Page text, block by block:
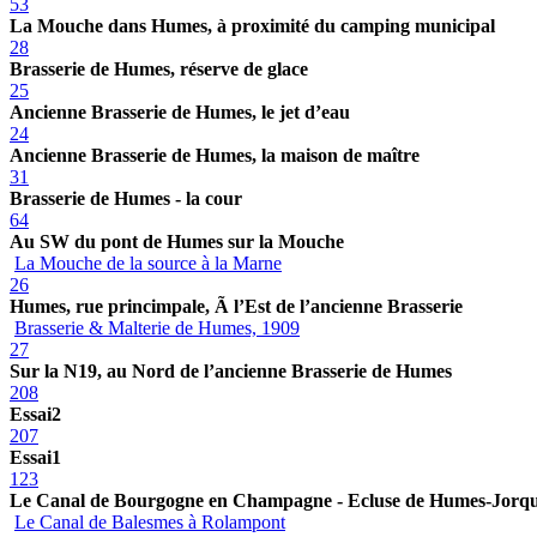
La Mouche dans Humes, à proximité du camping municipal
28
Brasserie de Humes, réserve de glace
25
Ancienne Brasserie de Humes, le jet d’eau
24
Ancienne Brasserie de Humes, la maison de maître
31
Brasserie de Humes - la cour
64
Au SW du pont de Humes sur la Mouche
La Mouche de la source à la Marne
26
Humes, rue princimpale, Ã l’Est de l’ancienne Brasserie
Brasserie & Malterie de Humes, 1909
27
Sur la N19, au Nord de l’ancienne Brasserie de Humes
208
Essai2
207
Essai1
123
Le Canal de Bourgogne en Champagne - Ecluse de Humes-
Le Canal de Balesmes à Rolampont